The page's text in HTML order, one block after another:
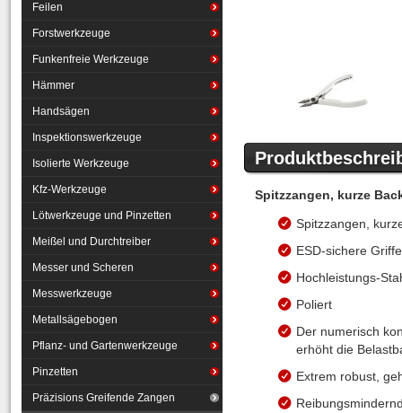
Spitzzangen, kurze
Spitzzangen,
ESD-sichere
Hochleistungs-
Poliert
Der numerisch
erhöht die
Extrem robust,
Feilen
Forstwerkzeuge
Funkenfreie Werkzeuge
Hämmer
Handsägen
Inspektionswerkzeuge
Isolierte Werkzeuge
Kfz-Werkzeuge
Lötwerkzeuge und Pinzetten
Meißel und Durchtreiber
Messer und Scheren
Messwerkzeuge
Metallsägebogen
Pflanz- und Gartenwerkzeuge
Pinzetten
Präzisions Greifende Zangen